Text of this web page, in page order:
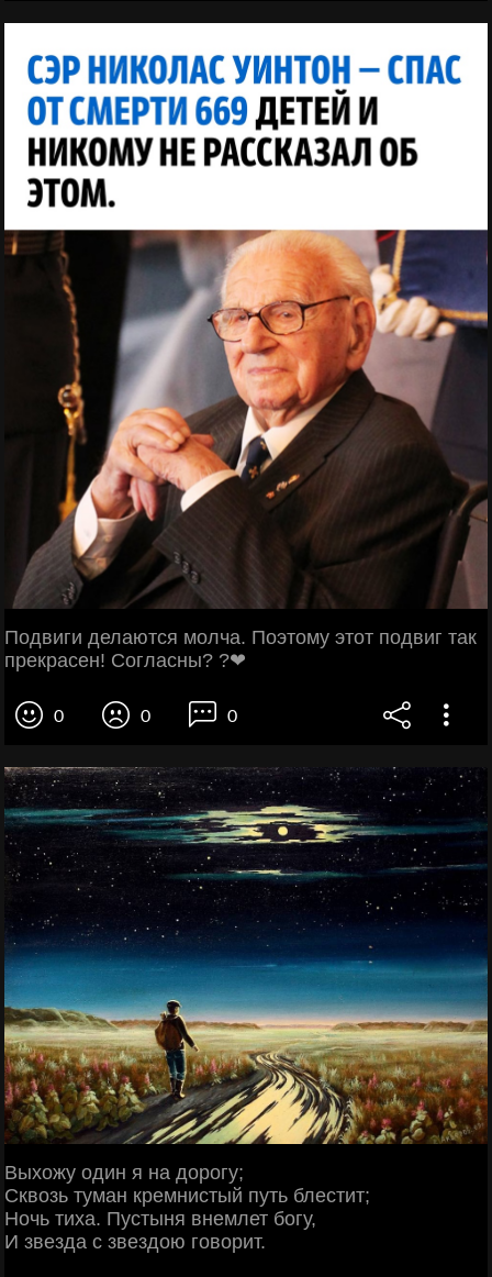
Подвиги делаются молча. Поэтому этот подвиг так
прекрасен! Согласны? ?❤
0 0 0
Выхожу один я на дорогу;
Сквозь туман кремнистый путь блестит;
Ночь тиха. Пустыня внемлет богу,
И звезда с звездою говорит.